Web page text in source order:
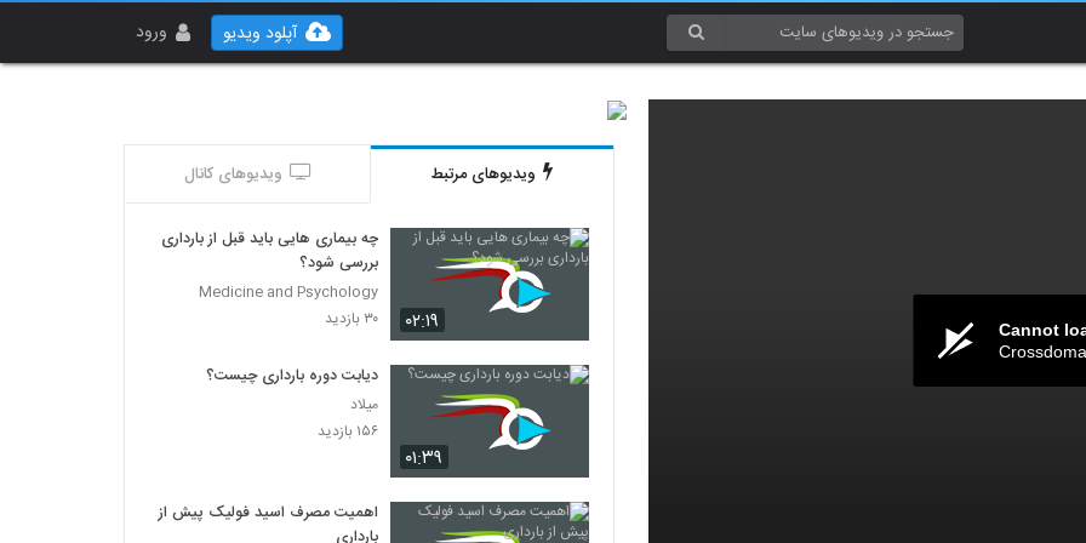
ورود آپلود ویدیو
Cannot
ویدیوهای مرتبط ویدیوهای کانال
۰۲:۱۹
چه بیماری هایی باید قبل از بارداری
بررسی شود؟
Medicine and Psychology
۳۰ بازدید
۰۱:۳۹
دیابت دوره بارداری چیست؟
میلاد
۱۵۶ بازدید
اهمیت مصرف اسید فولیک پیش از
بارداری